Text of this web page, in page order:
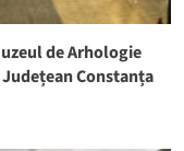
de Arhologie
Constanța